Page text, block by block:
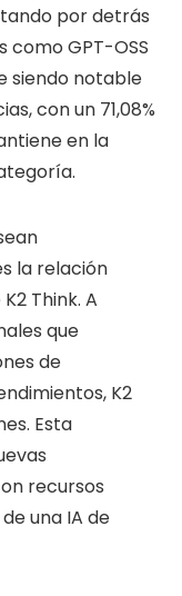
por detrás
como GPT-OSS
siendo notable
con un 71,08%
en la
la relación
Think. A
que
de
K2
Esta
recursos
una IA de